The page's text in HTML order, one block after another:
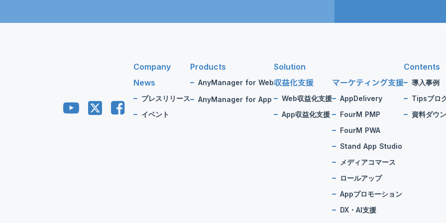
Company
News
プレスリリース
イベント
Products
AnyManager for Web
AnyManager for App
Solution
収益化支援
Web収益化支援
App収益化支援
マーケティング支援
AppDelivery
FourM PMP
FourM PWA
Stand App Studio
メディアコマース
ロールアップ
Appプロモーション
DX・AI支援
Contents
導入事例
Tipsブロ
資料ダウ